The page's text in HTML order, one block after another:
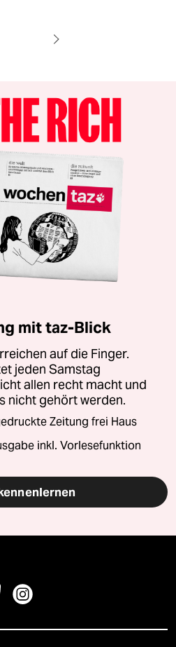
mit taz-Blick
auf die Finger.
jeden Samstag
allen recht macht und
nicht gehört werden.
Zeitung frei Haus
inkl. Vorlesefunktion